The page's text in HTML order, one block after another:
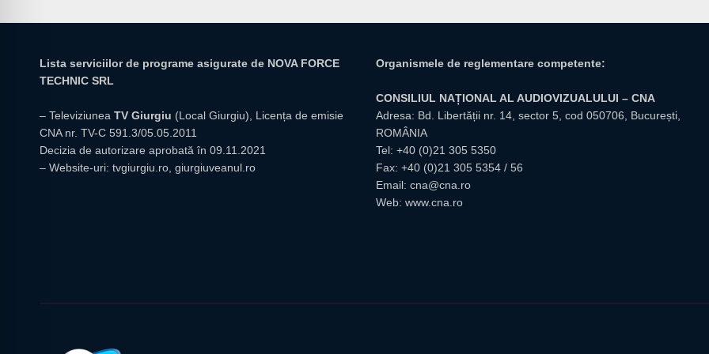
Lista serviciilor de programe asigurate de NOVA FORCE
TECHNIC SRL
– Televiziunea TV Giurgiu (Local Giurgiu), Licența de emisie
CNA nr. TV-C 591.3/05.05.2011
Decizia de autorizare aprobată în 09.11.2021
– Website-uri: tvgiurgiu.ro giurgiuveanul.ro
Organismele de reglementare competente:
CONSILIUL NAȚIONAL AL AUDIOVIZUALULUI – CNA
Adresa: Bd. Libertății nr. 14, sector 5, cod 050706, București,
ROMÂNIA
Tel: +40 (0)21 305 5350
Fax: +40 (0)21 305 5354 / 56
Email: cna@cna.ro
Web: www.cna.ro